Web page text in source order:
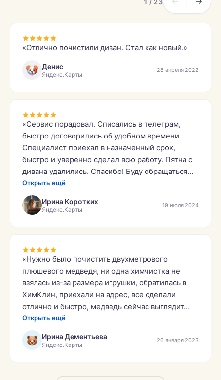
«Отлично почистили диван. Стал как новый.»
Денис
Яндекс.Карты
28 апреля 2022
«Сервис порадовал. Списались в телеграм,
быстро договорились об удобном времени.
Специалист приехал в назначенный срок,
быстро и уверенно сделал всю работу. Пятна с
дивана удалились. Спасибо! Буду обращаться
ещё.»
Открыть ещё
Ирина Коротких
Яндекс.Карты
19 июля 2024
«Нужно было почистить двухметрового
плюшевого медведя, ни одна химчистка не
взялась из-за размера игрушки, обратилась в
ХимКлин, приехали на адрес, все сделали
отлично и быстро, медведь сейчас выглядит
отлично! Бонусом почистили прикроватный
коврик! Спасибо огромное за работу,
рекомендовать буду друзьям и знакомым эту
Открыть ещё
Ирина Дементьева
Яндекс.Карты
26 января 2023